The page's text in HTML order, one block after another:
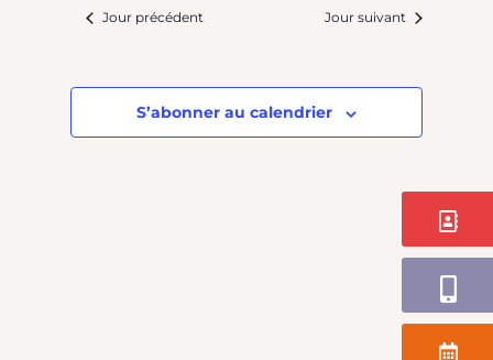
28
août,
et
de
vues
date.Jour précédent Jour suivant
S’abonner au calendrier
Contact
Application
Agenda